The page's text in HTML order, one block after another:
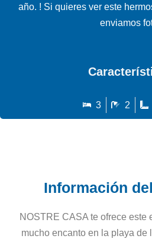
año. ! Si quieres ver este
enviamos
3 2
Información
NOSTRE CASA te ofrece este
mucho encanto en la playa de